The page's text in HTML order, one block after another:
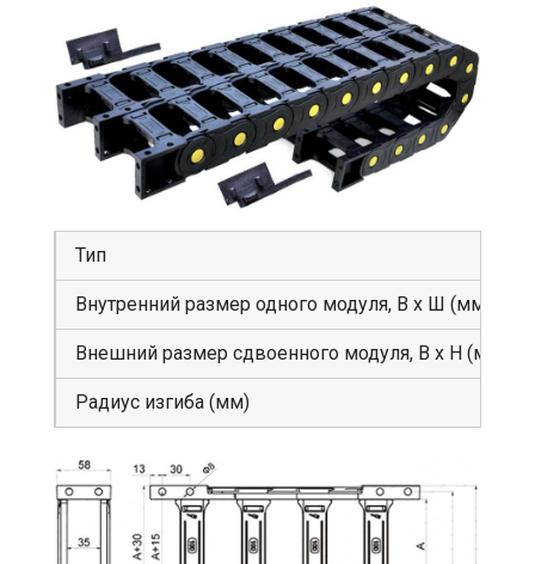
Тип
Внутренний размер одного модуля, В х Ш (мм)
Внешний размер сдвоенного модуля, В х Н (мм)
Радиус изгиба (мм)